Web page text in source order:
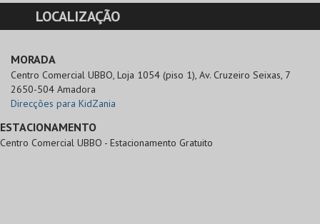
LOCALIZAÇÃO
MORADA
Centro Comercial UBBO, Loja 1054 (piso 1), Av. Cruzeiro Seixas, 7
2650-504 Amadora
Direcções para KidZania
ESTACIONAMENTO
Centro Comercial UBBO - Estacionamento Gratuito